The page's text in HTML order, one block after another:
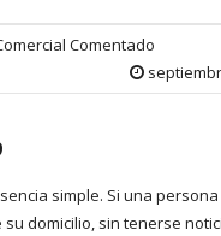
Comentado
simple. Si una
domicilio, sin tenerse